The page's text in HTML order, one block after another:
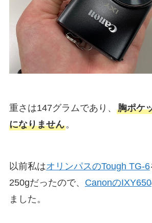
重さは147グラムであり、 胸ポケ
になりません。
以前私はオリンパスのTough TG-6
250gだったので、 CanonのIXY650
ました。